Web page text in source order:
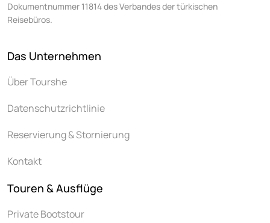
Dokumentnummer 11814 des Verbandes der türkischen
Reisebüros.
Das Unternehmen
Über Tourshe
Datenschutzrichtlinie
Reservierung & Stornierung
Kontakt
Touren & Ausflüge
Private Bootstour